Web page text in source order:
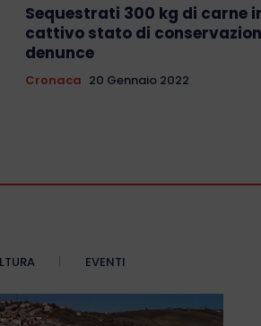
Sequestrati 300 kg di carne
cattivo stato di
denunce
Cronaca 20 Gennaio 2022
EVENTI